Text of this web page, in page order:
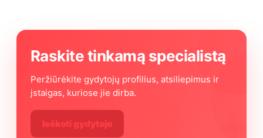
Raskite tinkamą specialistą
Peržiūrėkite gydytojų profilius, atsiliepimus ir
įstaigas, kuriose jie dirba.
Ieškoti gydytojo